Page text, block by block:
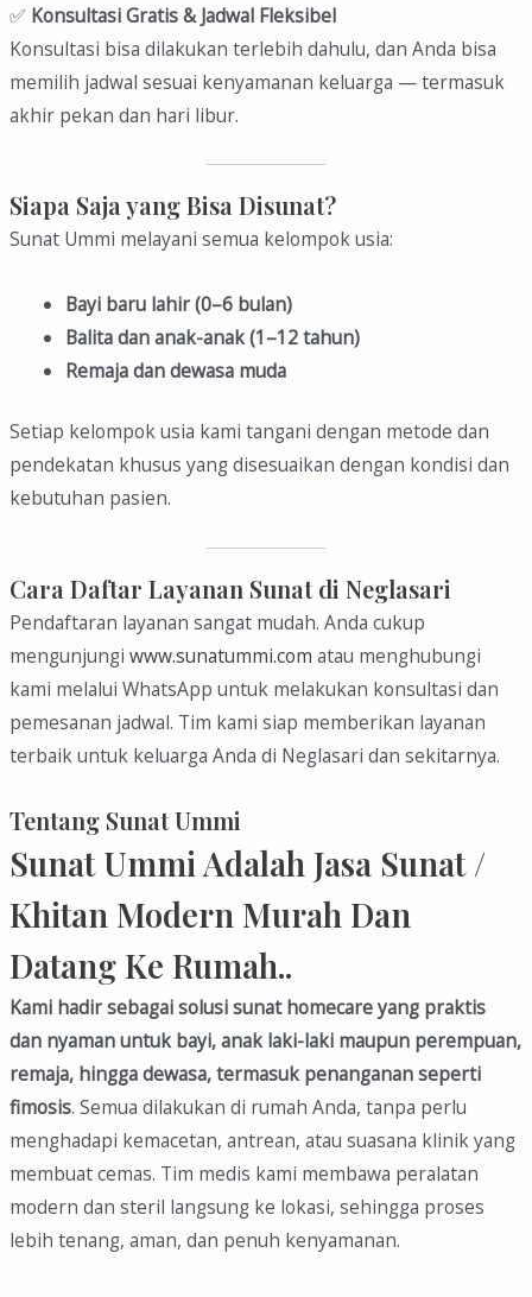
✅ Konsultasi Gratis & Jadwal Fleksibel
Konsultasi bisa dilakukan terlebih dahulu, dan Anda bisa
memilih jadwal sesuai kenyamanan keluarga — termasuk
akhir pekan dan hari libur.
Siapa Saja yang Bisa Disunat?
Sunat Ummi melayani semua kelompok usia:
Bayi baru lahir (0–6 bulan)
Balita dan anak-anak (1–12 tahun)
Remaja dan dewasa muda
Setiap kelompok usia kami tangani dengan metode dan
pendekatan khusus yang disesuaikan dengan kondisi dan
kebutuhan pasien.
Cara Daftar Layanan Sunat di Neglasari
Pendaftaran layanan sangat mudah. Anda cukup
mengunjungiwww.sunatummi.com atau menghubungi
kami melalui WhatsApp untuk melakukan konsultasi dan
pemesanan jadwal. Tim kami siap memberikan layanan
terbaik untuk keluarga Anda di Neglasari dan sekitarnya.
Tentang Sunat Ummi
Sunat Ummi Adalah Jasa Sunat /
Khitan Modern Murah Dan
Datang Ke Rumah..
Kami hadir sebagai solusi sunat homecare yang praktis
dan nyaman untuk bayi, anak laki-laki maupun perempuan,
remaja, hingga dewasa, termasuk penanganan seperti
fimosis. Semua dilakukan di rumah Anda, tanpa perlu
menghadapi kemacetan, antrean, atau suasana klinik yang
membuat cemas. Tim medis kami membawa peralatan
modern dan steril langsung ke lokasi, sehingga proses
lebih tenang, aman, dan penuh kenyamanan.